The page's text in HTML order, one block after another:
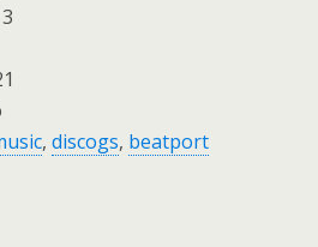
, discogs, beatport